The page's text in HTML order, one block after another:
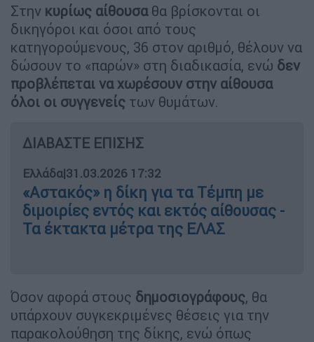
Στην κυρίως αίθουσαθα βρίσκονται οι
δικηγόροι και όσοι από τους
κατηγορούμενους, 36 στον αριθμό, θέλουν να
δώσουν το «παρών» στη διαδικασία, ενώ δεν
προβλέπεται να χωρέσουν στην αίθουσα
όλοι οι συγγενείς των θυμάτων.
ΔΙΑΒΑΣΤΕ ΕΠΙΣΗΣ
Ελλάδα|31.03.2026 17:32
«Αστακός» η δίκη για τα Τέμπη με
διμοιρίες εντός και εκτός αίθουσας -
Τα έκτακτα μέτρα της ΕΛΑΣ
Όσον αφορά στους δημοσιογράφους, θα
υπάρχουν συγκεκριμένες θέσεις για την
παρακολούθηση της δίκης, ενώ όπως